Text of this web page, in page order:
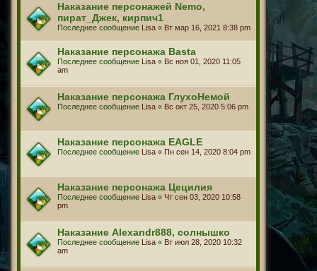
Наказание персонажей Nemo,
пират_Джек, кирпич1
Последнее сообщение Lisa « Вт мар 16, 2021 8:38 pm
Наказание персонажа Basta
Последнее сообщение Lisa « Вс ноя 01, 2020 11:05
am
Наказание персонажа ГлухоНемой
Последнее сообщение Lisa « Вс окт 25, 2020 5:06 pm
Наказание персонажа EAGLE
Последнее сообщение Lisa « Пн сен 14, 2020 8:04 pm
Наказание персонажа Цецилия
Последнее сообщение Lisa « Чт сен 03, 2020 10:58
pm
Наказание Alexandr888, солнышко
Последнее сообщение Lisa « Вт июл 28, 2020 10:32
am